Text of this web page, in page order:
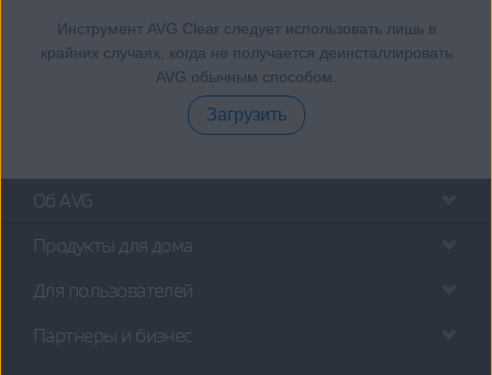
Инструмент AVG Clear следует использовать лишь в
крайних случаях, когда не получается деинсталлировать
AVG обычным способом.
Загрузить
Об AVG
Продукты для дома
Для пользователей
Партнеры и бизнес